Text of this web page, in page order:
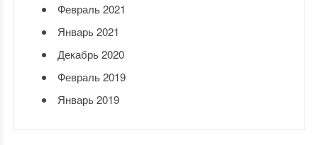
Февраль 2021
Январь 2021
Декабрь 2020
Февраль 2019
Январь 2019